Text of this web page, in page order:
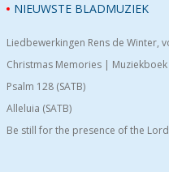
NIEUWSTE BLADMUZIEK
Liedbewerkingen Rens de Winter,
Christmas Memories | Muziekboek
Psalm 128 (SATB)
Alleluia (SATB)
Be still for the presence of the Lord